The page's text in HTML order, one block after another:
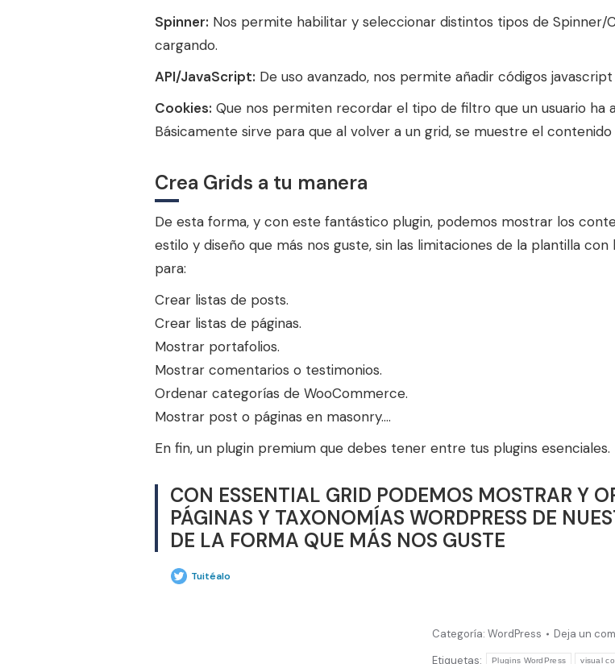
Spinner: Nos permite habilitar y seleccionar distintos tipos de Spinner/
cargando.
API/JavaScript: De uso avanzado, nos permite añadir códigos
Cookies: Que nos permiten recordar el tipo de filtro que un usuario ha
Básicamente sirve para que al volver a un grid, se muestre el
Crea Grids a tu manera
De esta forma, y con este fantástico plugin, podemos mostrar los
estilo y diseño que más nos guste, sin las limitaciones de la plantilla
para:
Crear listas de posts.
Crear listas de páginas.
Mostrar portafolios.
Mostrar comentarios o testimonios.
Ordenar categorías de WooCommerce.
Mostrar post o páginas en masonry….
En fin, un plugin premium que debes tener entre tus plugins esenciales.
CON ESSENTIAL GRID PODEMOS MOSTRAR Y
PÁGINAS Y TAXONOMÍAS WORDPRESS DE
DE LA FORMA QUE MÁS NOS GUSTE
Tuitéalo
Categoría: WordPress
Deja un
Etiquetas:
Plugins WordPress visual